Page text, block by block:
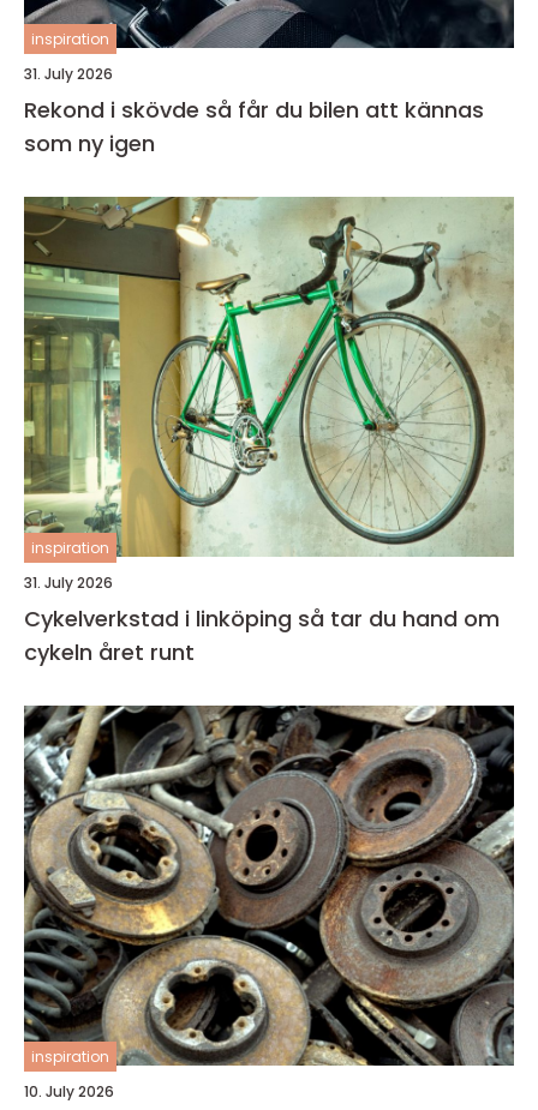
inspiration
31. July 2026
Rekond i skövde så får du bilen att kännas
som ny igen
inspiration
31. July 2026
Cykelverkstad i linköping så tar du hand om
cykeln året runt
inspiration
10. July 2026